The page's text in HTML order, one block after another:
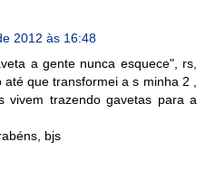
2012 às 16:48
a gente nunca esquece", rs,
que transformei a s minha 2 ,
vivem trazendo gavetas para a
bjs